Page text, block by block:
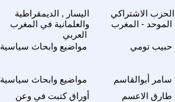
اليسار , الديمقراطية
والعلمانية في المغرب
العربي
الحزب الاشتراكي
الموحد - المغرب
مواضيع وابحاث سياسية حبيب تومي
مواضيع وابحاث سياسية سامر أبوالقاسم
أوراق كتبت في وعن
طارق الاعسم